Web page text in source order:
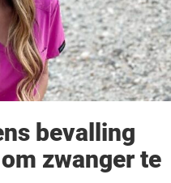
bevalling
zwanger te